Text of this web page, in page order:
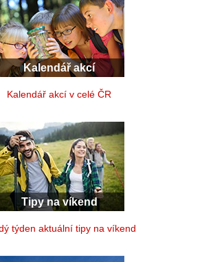
Kalendář akcí
Kalendář akcí v celé ČR
Tipy na víkend
týden aktuální tipy na víkend